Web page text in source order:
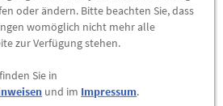
15,95 €*
ZUM PRODUKT
oder ändern. Bitte beachten Sie, dass
womöglich nicht mehr alle
zur Verfügung stehen.
Sie in
und im Impressum.